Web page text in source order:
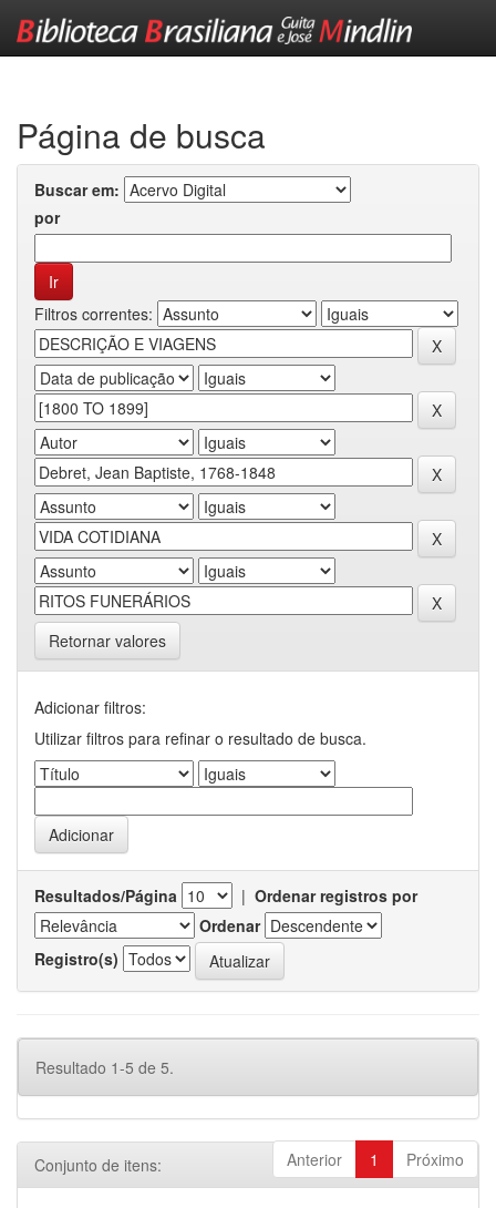
Página de busca
Buscar em:
por
Filtros correntes:
Retornar valores
Adicionar filtros:
Utilizar filtros para refinar o resultado de busca.
Resultados/Página | Ordenar registros por
Ordenar
Registro(s)
Resultado 1-5 de 5.
Anterior 1 Próximo
Conjunto de itens: